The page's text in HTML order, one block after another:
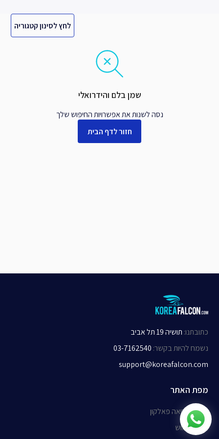
לחץ לסינון קטגוריה
שמן בלם והידרואלי
נסה לשנות את אפשרויות החיפוש שלך
חזור לדף הבית
מפת האתר
אודות קוריאה פאלקון
תנאי שימוש
תושיה 19 תל אביב :כתובתנו
03-7162540 :נשמח להיות בקשר
support@koreafalcon.com